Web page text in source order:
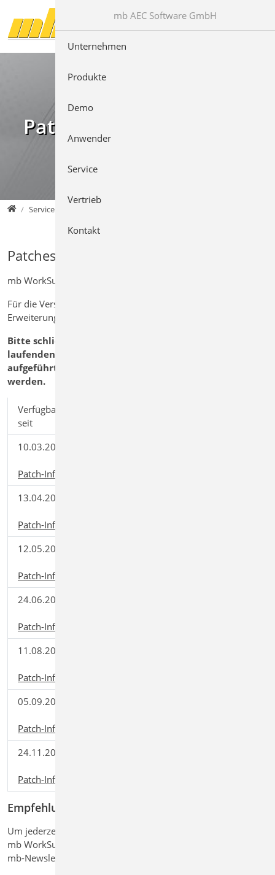
Direkt zur Hauptnavigation springen
Direkt zum Inhalt springen
Patches & Downloads
mb AEC Software GmbH
Service
Patches für die Version 2022.020
mb WorkSuite 2022.020 ist seit dem 03.03.2022 freigegeben
Für die Version mb WorkSuite 2022.020 stehen
Erweiterungen und Korrekturen zur Verfügung
Bitte schließen Sie vor dem Download des Patches alle
laufenden Anwendungen der mb WorkSuite. Die
aufgeführten Patches müssen der Reihe nach installiert
werden.
Verfügbar
seit
10.03.2022
Patch-Informationen
13.04.2022
Patch-Informationen
12.05.2022
Patch-Informationen
24.06.2022
Patch-Informationen
11.08.2022
Patch-Informationen
05.09.2022
Patch-Informationen
24.11.2022
Patch-Informationen
Empfehlung
Um jederzeit über neue Erweiterungen und Korrekturen Ihrer
mb WorkSuite informiert zu sein, empfehlen wir Ihnen den
mb-Newsletter.
mb AEC Software GmbH
Unternehmen
Produkte
Demo
Anwender
Service
Vertrieb
Kontakt